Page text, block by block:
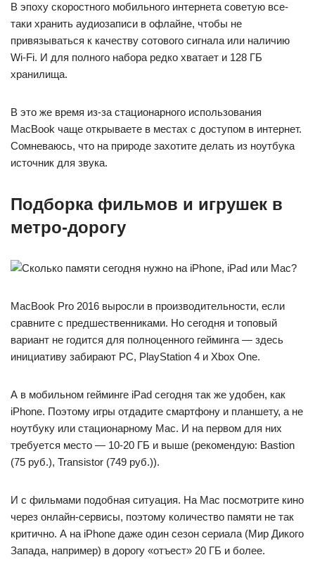
В эпоху скоростного мобильного интернета советую все-
таки хранить аудиозаписи в офлайне, чтобы не
привязываться к качеству сотового сигнала или наличию
Wi-Fi. И для полного набора редко хватает и 128 ГБ
хранилища.
В это же время из-за стационарного использования
MacBook чаще открываете в местах с доступом в интернет.
Сомневаюсь, что на природе захотите делать из ноутбука
источник для звука.
Подборка фильмов и игрушек в
метро-дорогу
MacBook Pro 2016 выросли в производительности, если
сравните с предшественниками. Но сегодня и топовый
вариант не годится для полноценного гейминга — здесь
инициативу забирают PC, PlayStation 4 и Xbox One.
А в мобильном гейминге iPad сегодня так же удобен, как
iPhone. Поэтому игры отдадите смартфону и планшету, а не
ноутбуку или стационарному Mac. И на первом для них
требуется место — 10-20 ГБ и выше (рекомендую: Bastion
(75 руб.), Transistor (749 руб.)).
И с фильмами подобная ситуация. На Mac посмотрите кино
через онлайн-сервисы, поэтому количество памяти не так
критично. А на iPhone даже один сезон сериала (Мир Дикого
Запада, например) в дорогу «отъест» 20 ГБ и более.